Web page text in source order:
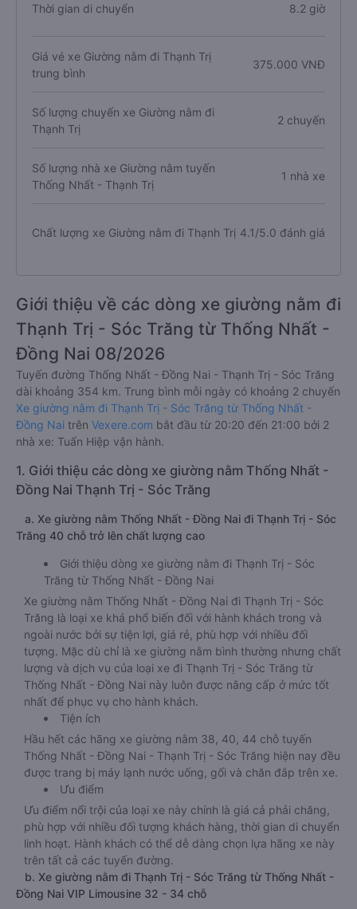
Thời gian di chuyển 8.2 giờ
Giá vé xe Giường nằm đi Thạnh Trị
trung bình
375.000 VNĐ
Số lượng chuyến xe Giường nằm đi
Thạnh Trị
2 chuyến
Số lượng nhà xe Giường nằm tuyến
Thống Nhất - Thạnh Trị
1 nhà xe
Chất lượng xe Giường nằm đi Thạnh Trị 4.1/5.0 đánh giá
Giới thiệu về các dòng xe giường nằm đi
Thạnh Trị - Sóc Trăng từ Thống Nhất -
Đồng Nai 08/2026
Tuyến đường Thống Nhất - Đồng Nai - Thạnh Trị - Sóc Trăng
dài khoảng 354 km. Trung bình mỗi ngày có khoảng 2 chuyến
Xe giường nằm đi Thạnh Trị - Sóc Trăng từ Thống Nhất -
Đồng Nai trên Vexere.com bắt đầu từ 20:20 đến 21:00 bởi 2
nhà xe: Tuấn Hiệp vận hành.
1. Giới thiệu các dòng xe giường nằm Thống Nhất -
Đồng Nai Thạnh Trị - Sóc Trăng
a. Xe giường nằm Thống Nhất - Đồng Nai đi Thạnh Trị - Sóc
Trăng 40 chỗ trở lên chất lượng cao
Giới thiệu dòng xe giường nằm đi Thạnh Trị - Sóc
Trăng từ Thống Nhất - Đồng Nai
Xe giường nằm Thống Nhất - Đồng Nai đi Thạnh Trị - Sóc
Trăng là loại xe khá phổ biến đối với hành khách trong và
ngoài nước bởi sự tiện lợi, giá rẻ, phù hợp với nhiều đối
tượng. Mặc dù chỉ là xe giường nằm bình thường nhưng chất
lượng và dịch vụ của loại xe đi Thạnh Trị - Sóc Trăng từ
Thống Nhất - Đồng Nai này luôn được nâng cấp ở mức tốt
nhất để phục vụ cho hành khách.
Tiện ích
Hầu hết các hãng xe giường nằm 38, 40, 44 chỗ tuyến
Thống Nhất - Đồng Nai - Thạnh Trị - Sóc Trăng hiện nay đều
được trang bị máy lạnh nước uống, gối và chăn đắp trên xe.
Ưu điểm
Ưu điểm nổi trội của loại xe này chính là giá cả phải chăng,
phù hợp với nhiều đối tượng khách hàng, thời gian di chuyển
linh hoạt. Hành khách có thể dễ dàng chọn lựa hãng xe này
trên tất cả các tuyến đường.
b. Xe giường nằm đi Thạnh Trị - Sóc Trăng từ Thống Nhất -
Đồng Nai VIP Limousine 32 - 34 chỗ